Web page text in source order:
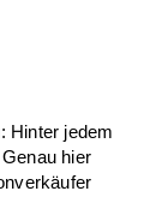
Hinter jedem
hier